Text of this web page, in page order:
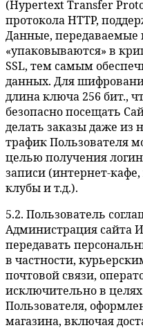
(Hypertext Transfer
протокола HTTP,
Данные, передаваемые
«упаковываются» в
SSL, тем самым
данных. Для
длина ключа 256 бит.,
безопасно посещать
делать заказы даже из
трафик Пользователя
целью получения
записи (интернет-
клубы и т.д.).
5.2. Пользователь
Администрация сайта
передавать
в частности,
почтовой связи,
исключительно в
Пользователя,
магазина, включая